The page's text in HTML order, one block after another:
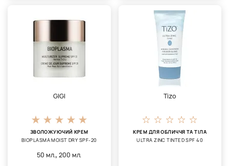
GIGI
ЗВОЛОЖУЮЧИЙ КРЕМ
BIOPLASMA MOIST DRY SPF-20
50 мл.,200 мл.
Tizo
КРЕМ ДЛЯ ОБЛИЧЧЯ ТА ТІЛА
ULTRA ZINC TINTED SPF 40